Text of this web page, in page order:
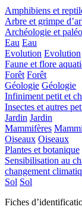
Amphibiens et
Arbre et grimpe
Archéologie et
Eau Eau
Evolution Evolution
Faune et flore
Forêt Forêt
Géologie Géologie
Infiniment petit et
Insectes et autres
Jardin Jardin
Mammifères
Oiseaux Oiseaux
Plantes et botanique
Sensibilisation au
changement
Sol Sol
Fiches